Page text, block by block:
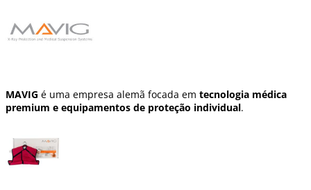
MAVIG é uma empresa alemã focada em tecnologia médica
premium e equipamentos de proteção individual.